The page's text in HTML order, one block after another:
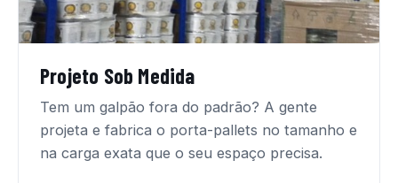
Projeto Sob Medida
Tem um galpão fora do padrão? A gente
projeta e fabrica o porta-pallets no tamanho e
na carga exata que o seu espaço precisa.